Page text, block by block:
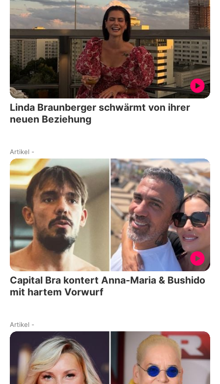
Linda Braunberger schwärmt von ihrer
neuen Beziehung
Artikel -
Capital Bra kontert Anna-Maria & Bushido
mit hartem Vorwurf
Artikel -